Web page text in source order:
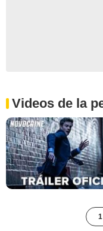
Videos de la